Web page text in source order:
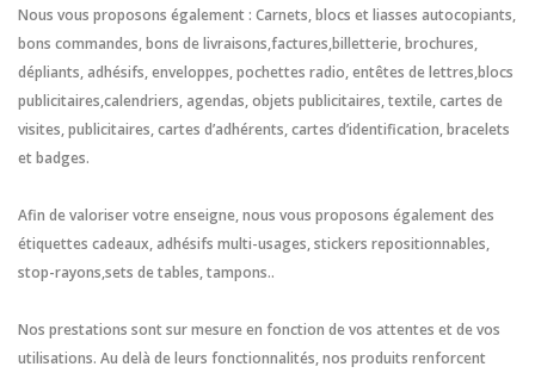
Nous vous proposons également : Carnets, blocs et liasses autocopiants,
bons commandes, bons de livraisons,factures,billetterie, brochures,
dépliants, adhésifs, enveloppes, pochettes radio, entêtes de lettres,blocs
publicitaires,calendriers, agendas, objets publicitaires, textile, cartes de
visites, publicitaires, cartes d’adhérents, cartes d’identification, bracelets
et badges.
Afin de valoriser votre enseigne, nous vous proposons également des
étiquettes cadeaux, adhésifs multi-usages, stickers repositionnables,
stop-rayons,sets de tables, tampons..
Nos prestations sont sur mesure en fonction de vos attentes et de vos
utilisations. Au delà de leurs fonctionnalités, nos produits renforcent